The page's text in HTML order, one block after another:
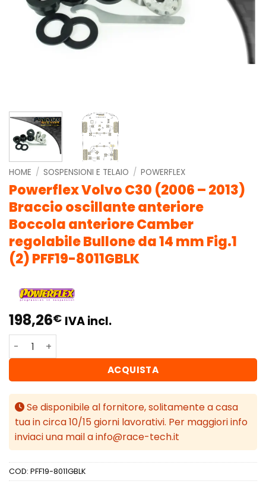
HOME / SOSPENSIONI E TELAIO / POWERFLEX
Powerflex Volvo C30 (2006 – 2013)
Braccio oscillante anteriore
Boccola anteriore Camber
regolabile Bullone da 14 mm Fig.1
(2) PFF19-8011GBLK
198,26€ IVA incl.
Powerflex Volvo C30 (2006 - 2013) Braccio oscillante
ACQUISTA
Se disponibile al fornitore, solitamente a casa
tua in circa 10/15 giorni lavorativi. Per maggiori info
inviaci una mail a info@race-tech.it
COD: PFF19-8011GBLK